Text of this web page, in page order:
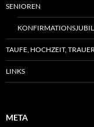
SENIOREN
TAUFE, HOCHZEIT,
LINKS
META